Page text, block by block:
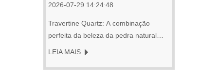
2026-07-29 14:24:48
Travertine Quartz: A combinação
perfeita da beleza da pedra natural
LEIA MAIS